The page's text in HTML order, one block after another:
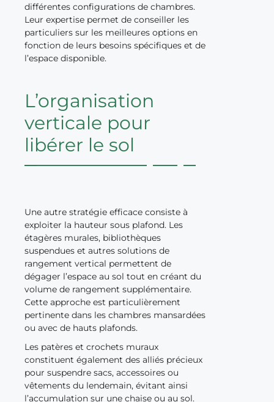
différentes configurations de chambres.
Leur expertise permet de conseiller les
particuliers sur les meilleures options en
fonction de leurs besoins spécifiques et de
l’espace disponible.
L’organisation
verticale pour
libérer le sol
Une autre stratégie efficace consiste à
exploiter la hauteur sous plafond. Les
étagères murales, bibliothèques
suspendues et autres solutions de
rangement vertical permettent de
dégager l’espace au sol tout en créant du
volume de rangement supplémentaire.
Cette approche est particulièrement
pertinente dans les chambres mansardées
ou avec de hauts plafonds.
Les patères et crochets muraux
constituent également des alliés précieux
pour suspendre sacs, accessoires ou
vêtements du lendemain, évitant ainsi
l’accumulation sur une chaise ou au sol.